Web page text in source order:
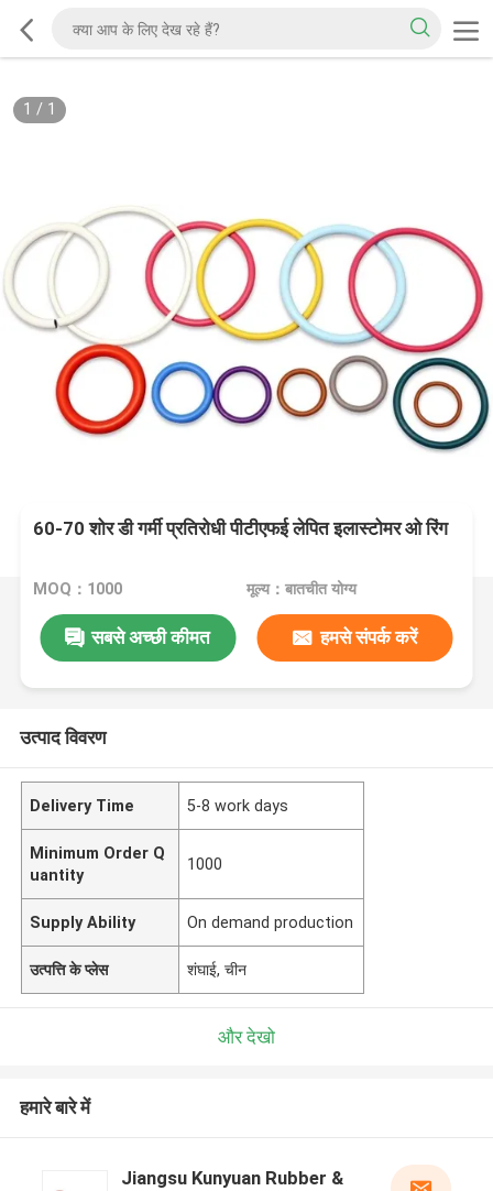
1 / 1
60-70 शोर डी गर्मी प्रतिरोधी पीटीएफई लेपित इलास्टोमर ओ रिंग
MOQ：1000 मूल्य：बातचीत योग्य
सबसे अच्छी कीमत हमसे संपर्क करें
उत्पाद विवरण
Delivery Time 5-8 work days
Minimum Order Q
uantity
1000
Supply Ability On demand production
उत्पत्ति के प्लेस शंघाई, चीन
और देखो
हमारे बारे में
Jiangsu Kunyuan Rubber &